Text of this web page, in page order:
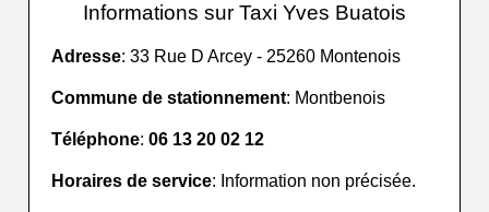
Informations sur Taxi Yves Buatois
Adresse: 33 Rue D Arcey - 25260 Montenois
Commune de stationnement: Montbenois
Téléphone:06 13 20 02 12
Horaires de service: Information non précisée.